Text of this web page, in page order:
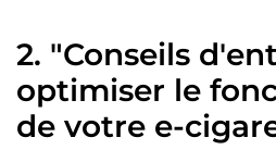
2. "Conseils
optimiser le
de votre e-